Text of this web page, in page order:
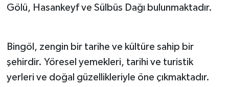
Gölü, Hasankeyf ve Sülbüs Dağı bulunmaktadır.
Bingöl, zengin bir tarihe ve kültüre sahip bir
şehirdir. Yöresel yemekleri, tarihi ve turistik
yerleri ve doğal güzellikleriyle öne çıkmaktadır.